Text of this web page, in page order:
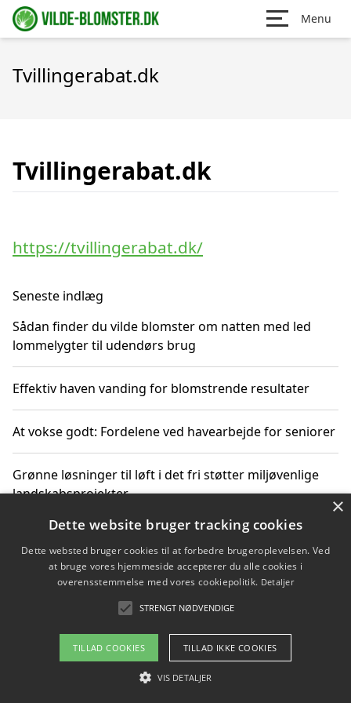
Menu
Tvillingerabat.dk
Tvillingerabat.dk
https://tvillingerabat.dk/
Seneste indlæg
Sådan finder du vilde blomster om natten med led
lommelygter til udendørs brug
Effektiv haven vanding for blomstrende resultater
At vokse godt: Fordelene ved havearbejde for seniorer
Grønne løsninger til løft i det fri støtter miljøvenlige
landskabsprojekter
Gør haven til et frirum for familien og naturen
Copyright 2026 - Pilanto Aps
Om / kontakt
Blog Betingelser
×
Dette website bruger tracking cookies
Dette websted bruger cookies til at forbedre brugeroplevelsen. Ved
at bruge vores hjemmeside accepterer du alle cookies i
overensstemmelse med vores cookiepolitik. Detaljer
STRENGT NØDVENDIGE
TILLAD COOKIES TILLAD IKKE COOKIES
VIS DETALJER